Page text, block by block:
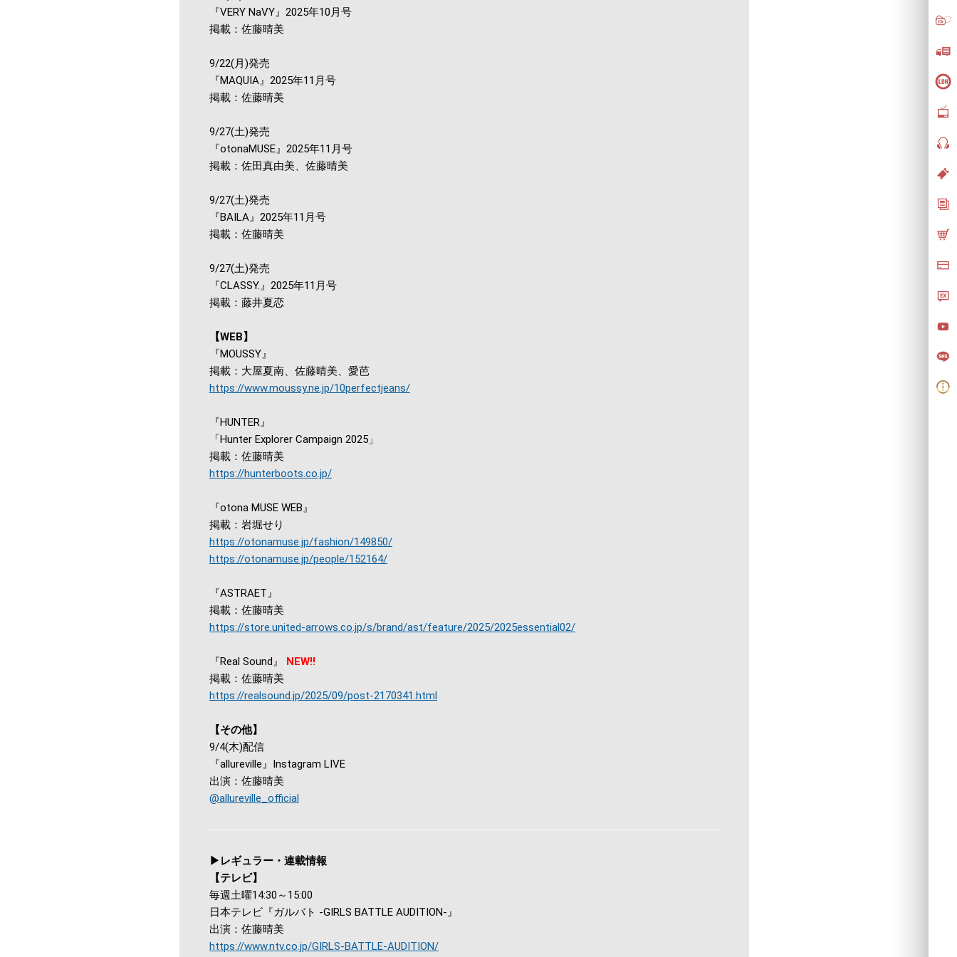
『VERY NaVY』2025年10月号
掲載：佐藤晴美
9/22(月)発売
『MAQUIA』2025年11月号
掲載：佐藤晴美
9/27(土)発売
『otonaMUSE』2025年11月号
掲載：佐田真由美、佐藤晴美
9/27(土)発売
『BAILA』2025年11月号
掲載：佐藤晴美
9/27(土)発売
『CLASSY.』2025年11月号
掲載：藤井夏恋
【WEB】
『MOUSSY』
掲載：大屋夏南、佐藤晴美、愛芭
https://www.moussy.ne.jp/10perfectjeans/
『HUNTER』
「Hunter Explorer Campaign 2025」
掲載：佐藤晴美
https://hunterboots.co.jp/
『otona MUSE WEB』
掲載：岩堀せり
https://otonamuse.jp/fashion/149850/
https://otonamuse.jp/people/152164/
『ASTRAET』
掲載：佐藤晴美
https://store.united-arrows.co.jp/s/brand/ast/feature/2025/2025essential02/
『Real Sound』 NEW!!
掲載：佐藤晴美
https://realsound.jp/2025/09/post-2170341.html
【その他】
9/4(木)配信
『allureville』Instagram LIVE
出演：佐藤晴美
@allureville_official
▶レギュラー・連載情報
【テレビ】
毎週土曜14:30～15:00
日本テレビ『ガルバト -GIRLS BATTLE AUDITION-』
出演：佐藤晴美
https://www.ntv.co.jp/GIRLS-BATTLE-AUDITION/